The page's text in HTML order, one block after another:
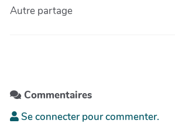
Autre partage
Commentaires
Se connecter pour commenter.